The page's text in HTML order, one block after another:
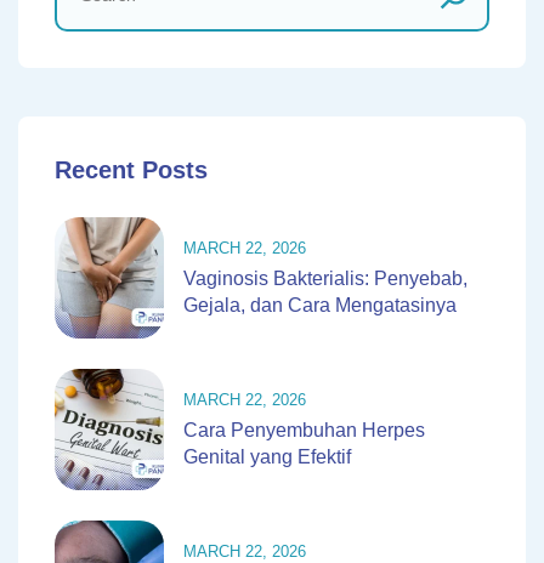
Recent Posts
MARCH 22, 2026
Vaginosis Bakterialis: Penyebab,
Gejala, dan Cara Mengatasinya
MARCH 22, 2026
Cara Penyembuhan Herpes
Genital yang Efektif
MARCH 22, 2026